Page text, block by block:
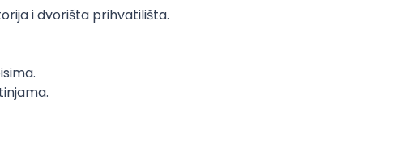
i dvorišta prihvatilišta.